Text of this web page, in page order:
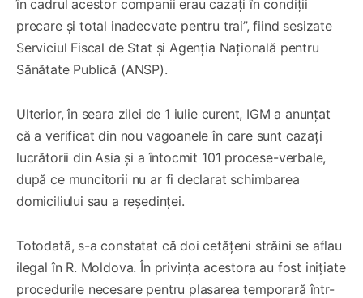
în cadrul acestor companii erau cazați în condiții
precare și total inadecvate pentru trai”, fiind sesizate
Serviciul Fiscal de Stat și Agenția Națională pentru
Sănătate Publică (ANSP).
Ulterior, în seara zilei de 1 iulie curent, IGM a anunțat
că a verificat din nou vagoanele în care sunt cazați
lucrătorii din Asia și a întocmit 101 procese-verbale,
după ce muncitorii nu ar fi declarat schimbarea
domiciliului sau a reședinței.
Totodată, s-a constatat că doi cetățeni străini se aflau
ilegal în R. Moldova. În privința acestora au fost inițiate
procedurile necesare pentru plasarea temporară într-